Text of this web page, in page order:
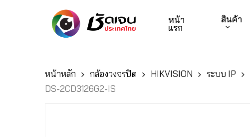
Hit enter to search or ESC to close
หน้า
แรก
สินค้า
หน้าหลัก กล้องวงจรปิด HIKVISION ระบบ IP
DS-2CD3126G2-IS